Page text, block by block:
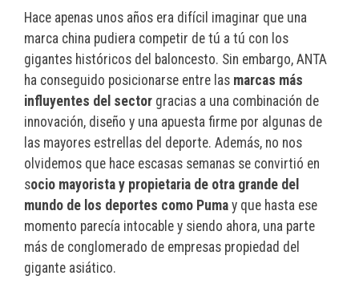
Hace apenas unos años era difícil imaginar que una
marca china pudiera competir de tú a tú con los
gigantes históricos del baloncesto. Sin embargo, ANTA
ha conseguido posicionarse entre las marcas más
influyentes del sector gracias a una combinación de
innovación, diseño y una apuesta firme por algunas de
las mayores estrellas del deporte. Además, no nos
olvidemos que hace escasas semanas se convirtió en
socio mayorista y propietaria de otra grande del
mundo de los deportes como Puma y que hasta ese
momento parecía intocable y siendo ahora, una parte
más de conglomerado de empresas propiedad del
gigante asiático.